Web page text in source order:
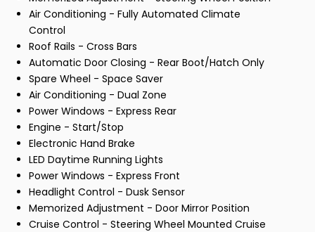
Air Conditioning - Fully Automated Climate
Control
Roof Rails - Cross Bars
Automatic Door Closing - Rear Boot/Hatch Only
Spare Wheel - Space Saver
Air Conditioning - Dual Zone
Power Windows - Express Rear
Engine - Start/Stop
Electronic Hand Brake
LED Daytime Running Lights
Power Windows - Express Front
Headlight Control - Dusk Sensor
Memorized Adjustment - Door Mirror Position
Cruise Control - Steering Wheel Mounted Cruise